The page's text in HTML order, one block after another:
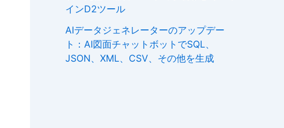
インD2ツール
AIデータジェネレーターのアップデー
ト：AI図面チャットボットでSQL、
JSON、XML、CSV、その他を生成